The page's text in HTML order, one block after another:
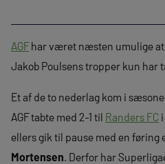
AGFhar været næsten umulige at
Jakob Poulsens tropper kun har
Et af de to nederlag kom i
AGF tabte med 2-1 til Randers FC
ellers gik til pause med en
Mortensen. Derfor har